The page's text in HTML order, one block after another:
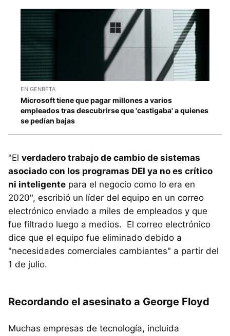
EN GENBETA
Microsoft tiene que pagar millones a varios
empleados tras descubrirse que 'castigaba' a quienes
se pedían bajas
"El verdadero trabajo de cambio de sistemas
asociado con los programas DEI ya no es crítico
ni inteligente para el negocio como lo era en
2020", escribió un líder del equipo en un correo
electrónico enviado a miles de empleados y que
fue filtrado luego a medios. El correo electrónico
dice que el equipo fue eliminado debido a
"necesidades comerciales cambiantes" a partir del
1 de julio.
Recordando el asesinato a George Floyd
Muchas empresas de tecnología, incluida